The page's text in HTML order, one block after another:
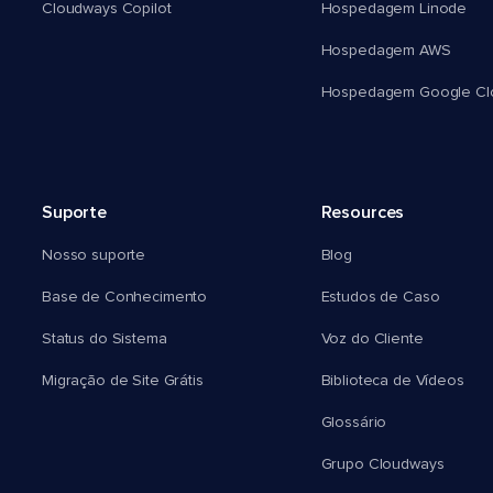
Cloudways Copilot Hospedagem Linode
Hospedagem AWS
Hospedagem Google
Suporte
Nosso suporte
Base de Conhecimento
Status do Sistema
Migração de Site Grátis
Resources
Blog
Estudos de Caso
Voz do Cliente
Biblioteca de Vídeos
Glossário
Grupo Cloudways